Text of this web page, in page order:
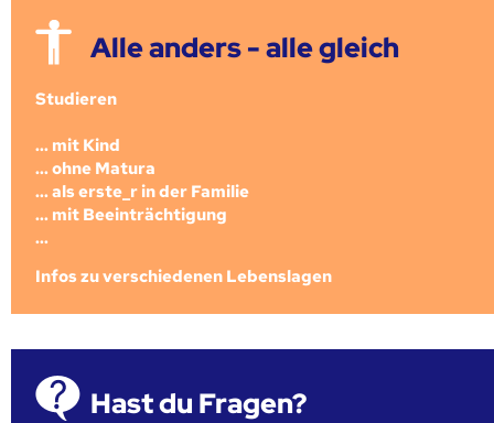
Alle anders - alle gleich
Studieren
... mit Kind
... ohne Matura
... als erste_r in der Familie
... mit Beeinträchtigung
...
Infos zu verschiedenen Lebenslagen
Hast du Fragen?